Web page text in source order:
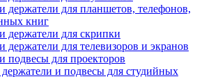
держатели для планшетов, телефонов,
книг
держатели для скрипки
держатели для телевизоров и экранов
подвесы для проекторов
и подвесы для студийных